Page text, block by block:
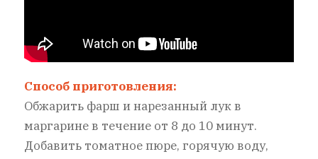
Способ приготовления:
Обжарить фарш и нарезанный лук в
маргарине в течение от 8 до 10 минут.
Добавить томатное пюре, горячую воду,